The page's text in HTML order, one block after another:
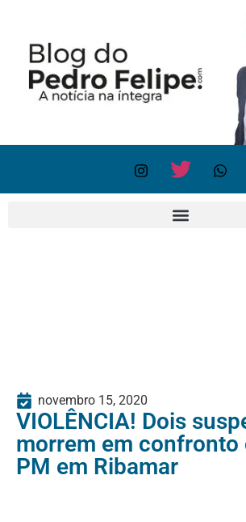
novembro 15, 2020
VIOLÊNCIA! Dois
morrem em confronto
PM em Ribamar